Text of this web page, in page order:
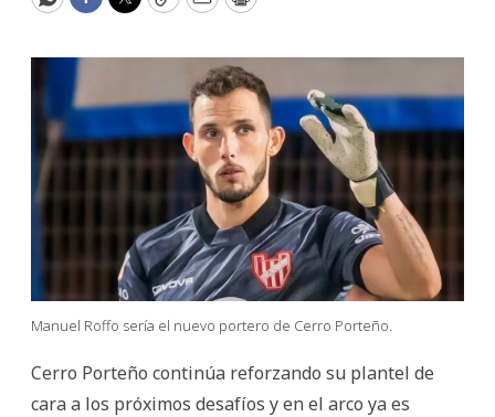
WhatsApp
Facebook
Twitter
CopyEmailPrint
Manuel Roffo sería el nuevo portero de Cerro Porteño.
Cerro Porteño continúa reforzando su plantel de
cara a los próximos desafíos y en el arco ya es